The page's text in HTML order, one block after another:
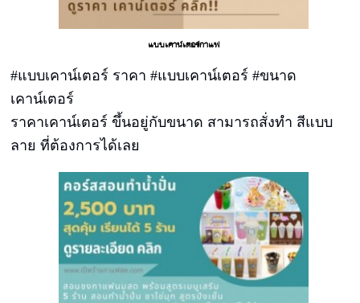
แบบเคาน์เตอร์กาแฟ
#แบบเคาน์เตอร์ ราคา #แบบเคาน์เตอร์ #ขนาด
เคาน์เตอร์
ราคาเคาน์เตอร์ ขึ้นอยู่กับขนาด สามารถสั่งทำ สีแบบ
ลาย ที่ต้องการได้เลย